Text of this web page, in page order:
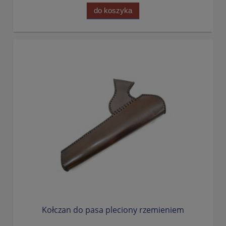
do koszyka
Kołczan do pasa pleciony rzemieniem